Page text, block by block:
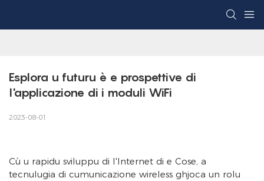
Esplora u futuru è e prospettive di
l'applicazione di i moduli WiFi
2023-08-01
Cù u rapidu sviluppu di l'Internet di e Cose, a
tecnulugia di cumunicazione wireless ghjoca un rolu